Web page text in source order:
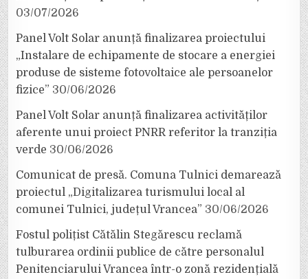
03/07/2026
Panel Volt Solar anunță finalizarea proiectului
„Instalare de echipamente de stocare a energiei
produse de sisteme fotovoltaice ale persoanelor
fizice” 30/06/2026
Panel Volt Solar anunță finalizarea activităților
aferente unui proiect PNRR referitor la tranziția
verde 30/06/2026
Comunicat de presă. Comuna Tulnici demarează
proiectul „Digitalizarea turismului local al
comunei Tulnici, județul Vrancea” 30/06/2026
Fostul polițist Cătălin Stegărescu reclamă
tulburarea ordinii publice de către personalul
Penitenciarului Vrancea într-o zonă rezidențială